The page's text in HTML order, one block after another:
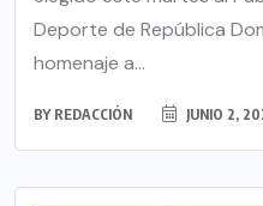
Deporte de República
homenaje a...
BY REDACCIÓN JUNIO 2,